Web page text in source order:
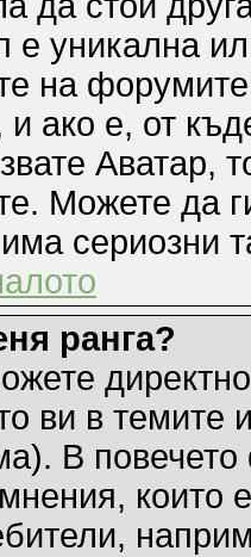
е уникална
на
ако е, от
Аватар,
Можете да
сериозни
ранга?
ви в темите
В повечето
които